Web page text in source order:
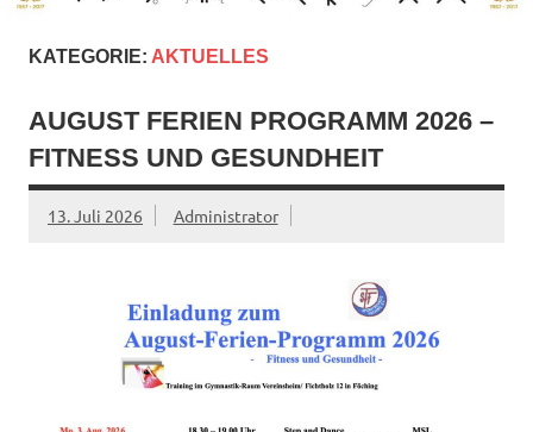
KATEGORIE: AKTUELLES
AUGUST FERIEN PROGRAMM 2026 –
FITNESS UND GESUNDHEIT
13. Juli 2026 Administrator